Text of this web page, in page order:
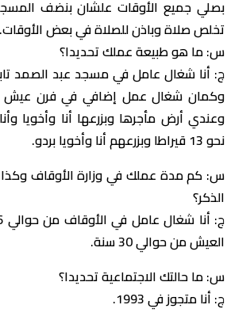
بصلي جميع الأوقات علشان بنضف
تخلص صلاة وباذن للصلاة في بعض الأوقات.
س: ما هو طبيعة عملك تحديدا؟
ج: أنا شغال عامل في مسجد عبد الصمد
وكمان شغال عمل إضافي في فرن عيش
وعندي أرض مأجرها وبزرعها أنا وأخويا
نحو 13 قيراطا وبزرعهم أنا وأخويا بردو.
س: كم مدة عملك في وزارة الأوقاف
الذكر؟
العيش من حوالي 30 سنة.
س: ما حالتك الاجتماعية تحديدا؟
ج: أنا متجوز في 1993.